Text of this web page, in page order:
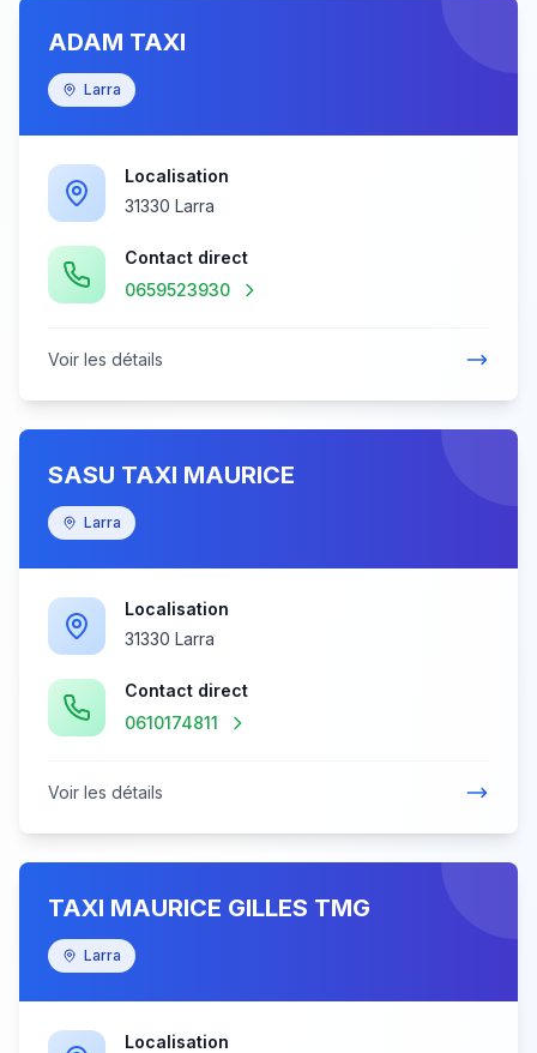
ADAM TAXI
Larra
Localisation
31330 Larra
Contact direct
0659523930
Voir les détails
SASU TAXI MAURICE
Larra
Localisation
31330 Larra
Contact direct
0610174811
Voir les détails
TAXI MAURICE GILLES TMG
Larra
Localisation